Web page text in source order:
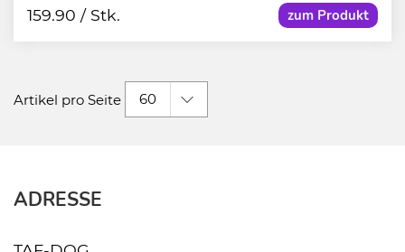
zum Produkt
159.90 / Stk.
Artikel pro Seite 60
ADRESSE